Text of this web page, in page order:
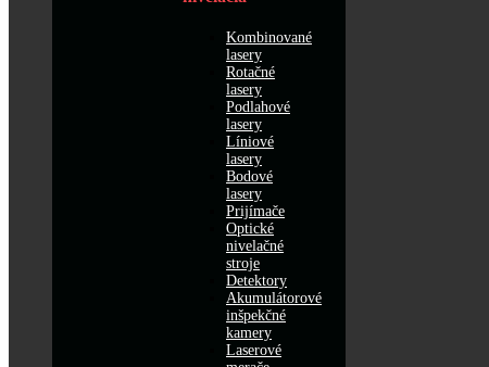
Kombinované
lasery
Rotačné
lasery
Podlahové
lasery
Líniové
lasery
Bodové
lasery
Prijímače
Optické
nivelačné
stroje
Detektory
Akumulátorové
inšpekčné
kamery
Laserové